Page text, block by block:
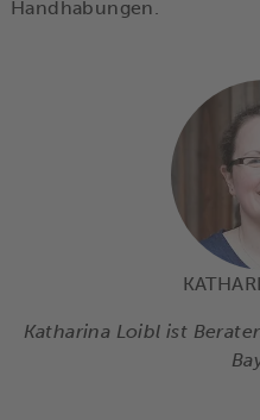
Handhabungen.
Katharina Loibl ist